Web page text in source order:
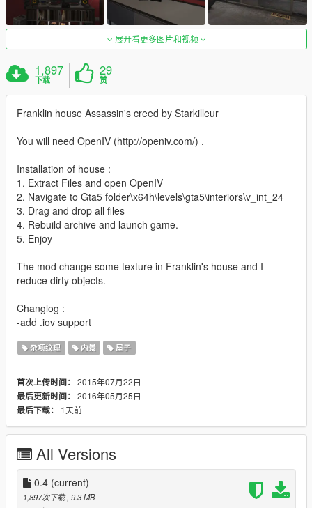
展开看更多图片和视频
1,897
下载
29
赞
Franklin house Assassin's creed by Starkilleur
You will need OpenIV (http://openiv.com/) .
Installation of house :
1. Extract Files and open OpenIV
2. Navigate to Gta5 folder\x64h\levels\gta5\interiors\v_int_24
3. Drag and drop all files
4. Rebuild archive and launch game.
5. Enjoy
The mod change some texture in Franklin's house and I
reduce dirty objects.
Changlog :
-add .iov support
杂项纹理 内景 屋子
首次上传时间： 2015年07月22日
最后更新时间： 2016年05月25日
最后下载：
1天前
All Versions
0.4 (current)
1,897次下载 , 9.3 MB